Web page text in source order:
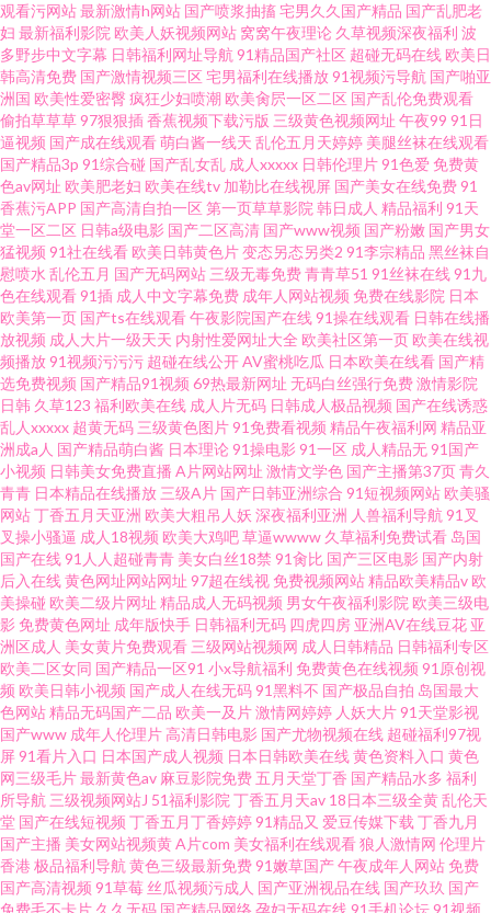
本国产欧美在线 91欧美色色 久久六热视频 91人妻在线视频 日本阿V电影在
线 91综合 色蜜桃91 91影业在线视频导航 欧美激情综合素质 91九色 九九不
卡国产强姦 91avv在线视频 国产馆一区二区 性爱福利视频 俺来也去婷婷听听
日韩欧美午夜场 91丝袜论坛 另类人妖伦
观看污网站最新激情h网站 国产喷浆抽搐宅男久久国产精品 国产乱肥老
妇 最新福利影院 欧美人妖视频网站 窝窝午夜理论 久草视频深夜福利 波
多野步中文字幕 日韩福利网址导航 91精品国产社区 超碰无码在线 欧美日
韩高清免费 国产激情视频三区 宅男福利在线播放91视频污导航 国产啪亚
洲国 欧美性爱密臀 疯狂少妇喷潮 欧美肏屄一区二区 国产乱伦免费观看
偷拍草草草97狠狠插香蕉视频下载污版 三级黄色视频网址 午夜99 91日
逼视频 国产成在线观看萌白酱一线天 乱伦五月天婷婷 美腿丝袜在线观看
国产精品3p 91综合碰 国产乱女乱 成人xxxxx 日韩伦理片91色爱 免费黄
色av网址 欧美肥老妇 欧美在线tv 加勒比在线视屏 国产美女在线免费91
香蕉污APP 国产高清自拍一区 第一页草草影院 韩日成人 精品福利 91天
堂一区二区 日韩a级电影 国产二区高清 国产www视频 国产粉嫩 国产男女
猛视频 91社在线看 欧美日韩黄色片变态另态另类2 91李宗精品 黑丝袜自
慰喷水 乱伦五月 国产无码网站 三级无毒免费青青草51 91丝袜在线91九
色在线观看91插 成人中文字幕免费 成年人网站视频 免费在线影院 日本
欧美第一页 国产ts在线观看午夜影院国产在线91操在线观看 日韩在线播
放视频 成人大片一级天天 内射性爱网址大全 欧美社区第一页 欧美在线视
频播放91视频污污污 超碰在线公开AV蜜桃吃瓜 日本欧美在线看 国产精
选免费视频 国产精品91视频 69热最新网址 无码白丝强行免费激情影院
日韩 久草123 福利欧美在线 成人片无码 日韩成人极品视频 国产在线诱惑
乱人xxxxx 超黄无码 三级黄色图片91免费看视频 精品午夜福利网 精品亚
洲成a人 国产精品萌白酱 日本理论91操电影 91一区 成人精品无91国产
小视频 日韩美女免费直播 A片网站网址 激情文学色 国产主播第37页青久
青青 日本精品在线播放 三级A片 国产日韩亚洲综合 91短视频网站 欧美骚
网站丁香五月天亚洲 欧美大粗吊人妖 深夜福利亚洲 人兽福利导航 91叉
叉操小骚逼 成人18视频 欧美大鸡吧草逼wwww 久草福利免费试看 岛国
国产在线91人人超碰青青 美女白丝18禁 91肏比 国产三区电影 国产内射
后入在线黄色网址网站网址 97超在线视 免费视频网站精品欧美精品v 欧
美操碰 欧美二级片网址 精品成人无码视频 男女午夜福利影院 欧美三级电
影 免费黄色网址 成年版快手 日韩福利无码 四虎四房 亚洲AV在线豆花 亚
洲区成人 美女黄片免费观看 三级网站视频网 成人日韩精品 日韩福利专区
欧美二区女同 国产精品一区91 小x导航福利 免费黄色在线视频 91原创视
频 欧美日韩小视频 国产成人在线无码91黑料不 国产极品自拍 岛国最大
色网站精品无码国产二品 欧美一及片激情网婷婷 人妖大片91天堂影视
国产www 成年人伦理片高清日韩电影 国产尤物视频在线 超碰福利97视
屏91看片入口 日本国产成人视频 日本日韩欧美在线黄色资料入口 黄色
网三级毛片最新黄色av 麻豆影院免费 五月天堂丁香 国产精品水多 福利
所导航 三级视频网站J 51福利影院 丁香五月天av 18日本三级全黄乱伦天
堂 国产在线短视频 丁香五月丁香婷婷91精品又 爱豆传媒下载 丁香九月
国产主播 美女网站视频黄A片com 美女福利在线观看狼人激情网 伦理片
香港 极品福利导航 黄色三级最新免费91嫩草国产午夜成年人网站 免费
国产高清视频 91草莓 丝瓜视频污成人 国产亚洲视品在线 国产玖玖 国产
免费毛不卡片 久久无码 国产精品网络孕妇无码在线91手机论坛91视频